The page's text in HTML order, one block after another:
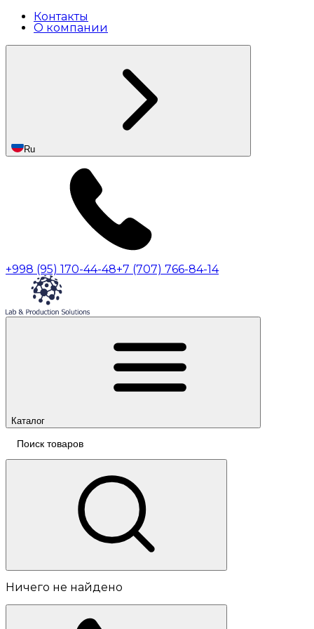
Контакты
О компании
Ru
+998 (95) 170-44-48+7 (707) 766-84-14
Каталог
Ничего не найдено